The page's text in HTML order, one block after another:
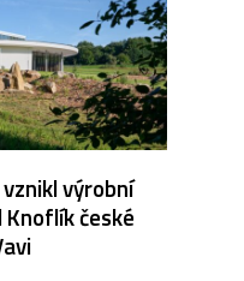
výrobní
české